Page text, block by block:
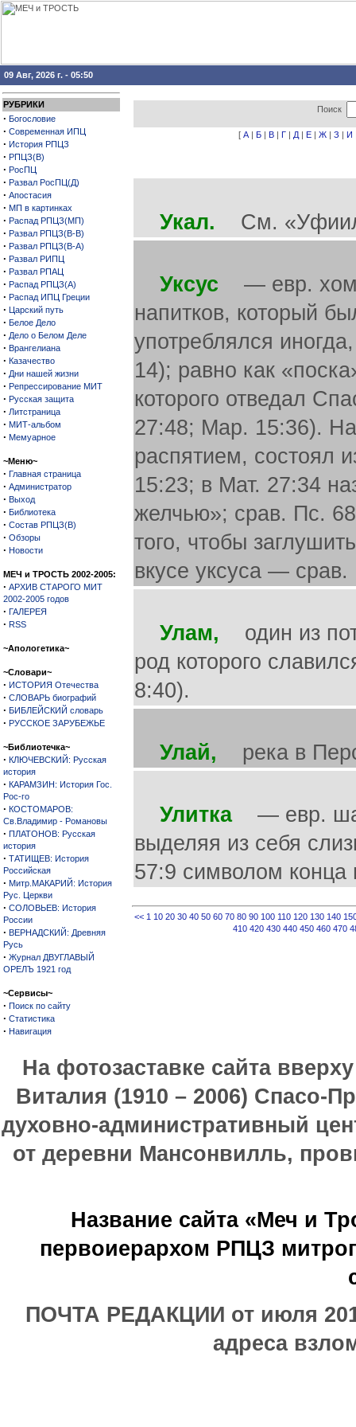
09 Авг, 2026 г. - 05:50
РУБРИКИ
· Богословие
· Современная ИПЦ
· История РПЦЗ
· РПЦЗ(В)
· РосПЦ
· Развал РосПЦ(Д)
· Апостасия
· МП в картинках
· Распад РПЦЗ(МП)
· Развал РПЦЗ(В-В)
· Развал РПЦЗ(В-А)
· Развал РИПЦ
· Развал РПАЦ
· Распад РПЦЗ(А)
· Распад ИПЦ Греции
· Царский путь
· Белое Дело
· Дело о Белом Деле
· Врангелиана
· Казачество
· Дни нашей жизни
· Репрессирование МИТ
· Русская защита
· Литстраница
· МИТ-альбом
· Мемуарное
~Меню~
· Главная страница
· Администратор
· Выход
· Библиотека
· Состав РПЦЗ(В)
· Обзоры
· Новости
МЕЧ и ТРОСТЬ 2002-2005:
· АРХИВ СТАРОГО МИТ
2002-2005 годов
· ГАЛЕРЕЯ
· RSS
~Апологетика~
~Словари~
· ИСТОРИЯ Отечества
· СЛОВАРЬ биографий
· БИБЛЕЙСКИЙ словарь
· РУССКОЕ ЗАРУБЕЖЬЕ
~Библиотечка~
· КЛЮЧЕВСКИЙ: Русская
история
· КАРАМЗИН: История Гос.
Рос-го
· КОСТОМАРОВ:
Св.Владимир - Романовы
· ПЛАТОНОВ: Русская
история
· ТАТИЩЕВ: История
Российская
· Митр.МАКАРИЙ: История
Рус. Церкви
· СОЛОВЬЕВ: История
России
· ВЕРНАДСКИЙ: Древняя
Русь
· Журнал ДВУГЛАВЫЙ
ОРЕЛЪ 1921 год
~Сервисы~
· Поиск по сайту
· Статистика
· Навигация
Поиск
[ А | Б | В | Г | Д | Е | Ж | З | И
Укал. См.
Уксус — евр.
напитков, который
употреблялся
14); равно как
которого отведал
27:48; Map. 15:36).
распятием, состоял
15:23; в Мат. 27:34
желчью»; срав. Пс.
того, чтобы
вкусе уксуса —
Улам, один из
род которого
8:40).
Улай, река в
Улитка— евр.
выделяя из себя
57:9 символом конца
<< 1 10 20 30 40 50 60 70 80 90 100 110 120 130 140
410 420 430 440 450 460 470
На фотозаставке сайта
Виталия (1910 – 2006) Спасо-
духовно-административный
от деревни Мансонвилль,
Название сайта «Меч и
первоиерархом РПЦЗ
ПОЧТА РЕДАКЦИИ от июля
адреса